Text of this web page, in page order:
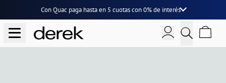
Con Quac paga hasta en 5 cuotascon0% de interés